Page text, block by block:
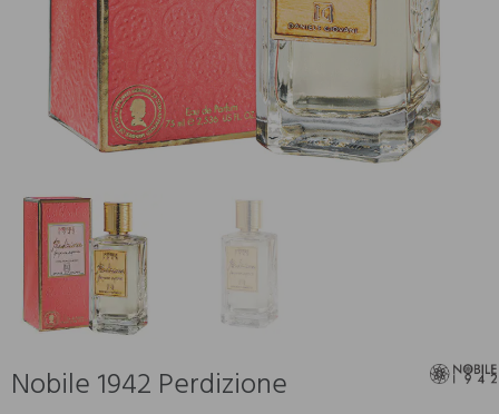
Nobile 1942 Perdizione